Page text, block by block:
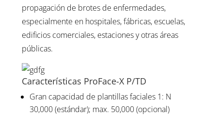
propagación de brotes de enfermedades,
especialmente en hospitales, fábricas, escuelas,
edificios comerciales, estaciones y otras áreas
públicas.
Características ProFace-X P/TD
Gran capacidad de plantillas faciales 1: N
30,000 (estándar); max. 50,000 (opcional)